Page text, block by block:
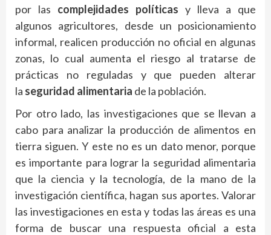
por las complejidades políticas y lleva a que
algunos agricultores, desde un posicionamiento
informal, realicen producción no oficial en algunas
zonas, lo cual aumenta el riesgo al tratarse de
prácticas no reguladas y que pueden alterar
la seguridad alimentaria de la población.
Por otro lado, las investigaciones que se llevan a
cabo para analizar la producción de alimentos en
tierra siguen. Y este no es un dato menor, porque
es importante para lograr la seguridad alimentaria
que la ciencia y la tecnología, de la mano de la
investigación científica, hagan sus aportes. Valorar
las investigaciones en esta y todas las áreas es una
forma de buscar una respuesta oficial a esta